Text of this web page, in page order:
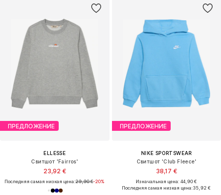
ПРЕДЛОЖЕНИЕ
ELLESSE
Свитшот 'Fairros'
23,92 €
Последняя самая низкая цена:29,90 €-20%
ПРЕДЛОЖЕНИЕ
NIKE SPORTSWEAR
Свитшот 'Club Fleece'
38,17 €
Изначальная цена: 44,90 €
Последняя самая низкая цена:35,92 €